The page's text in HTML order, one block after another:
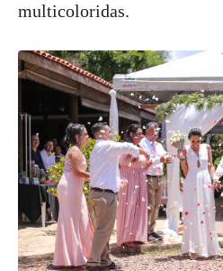
multicoloridas.